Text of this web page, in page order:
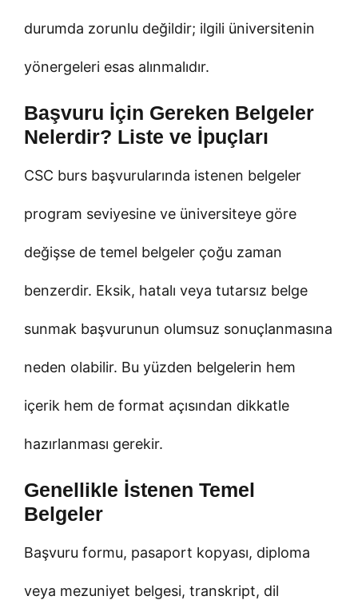
durumda zorunlu değildir; ilgili üniversitenin
yönergeleri esas alınmalıdır.
Başvuru İçin Gereken Belgeler
Nelerdir? Liste ve İpuçları
CSC burs başvurularında istenen belgeler
program seviyesine ve üniversiteye göre
değişse de temel belgeler çoğu zaman
benzerdir. Eksik, hatalı veya tutarsız belge
sunmak başvurunun olumsuz sonuçlanmasına
neden olabilir. Bu yüzden belgelerin hem
içerik hem de format açısından dikkatle
hazırlanması gerekir.
Genellikle İstenen Temel
Belgeler
Başvuru formu, pasaport kopyası, diploma
veya mezuniyet belgesi, transkript, dil